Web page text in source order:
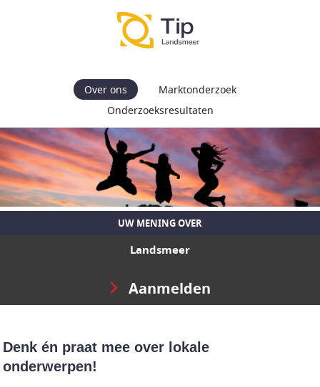
Over ons
Marktonderzoek
Onderzoeksresultaten
UW MENING OVER
Landsmeer
Aanmelden
Denk én praat mee over lokale
onderwerpen!